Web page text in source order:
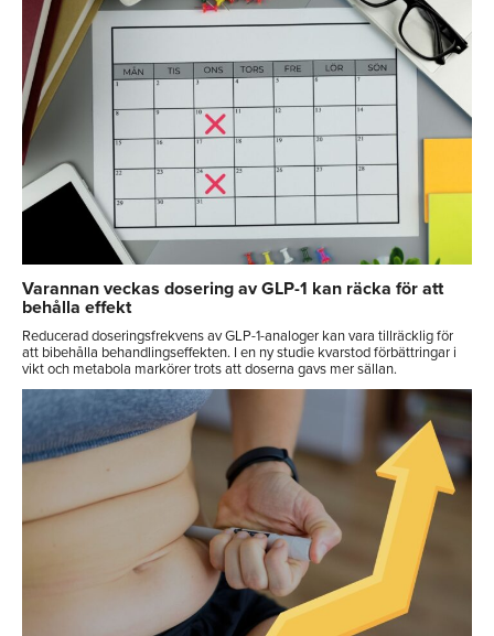
Varannan veckas dosering av GLP-1 kan räcka för att
behålla effekt
Reducerad doseringsfrekvens av GLP-1-analoger kan vara tillräcklig för
att bibehålla behandlingseffekten. I en ny studie kvarstod förbättringar i
vikt och metabola markörer trots att doserna gavs mer sällan.